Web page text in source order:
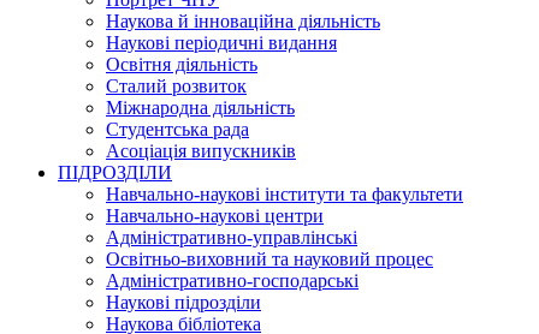
Наукова й інноваційна діяльність
Наукові періодичні видання
Освітня діяльність
Сталий розвиток
Міжнародна діяльність
Студентська рада
Асоціація випускників
ПІДРОЗДІЛИ
Навчально-наукові інститути та факультети
Навчально-наукові центри
Адміністративно-управлінські
Освітньо-виховний та науковий процес
Адміністративно-господарські
Наукові підрозділи
Наукова бібліотека